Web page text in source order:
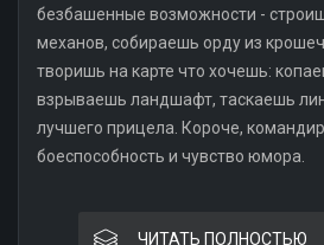
безбашенные возможности -
механов, собираешь орду из
творишь на карте что хочешь:
взрываешь ландшафт, таскаешь
лучшего прицела. Короче,
боеспособность и чувство юмора.
ЧИТАТЬ ПОЛНОСТЬЮ